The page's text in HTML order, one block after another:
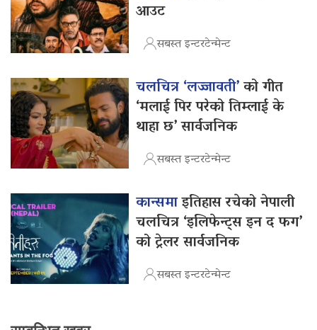
आउट
सबस्त इन्टरटेन्मेन्ट
चलचित्र ‘लज्जावती’को गीत
‘मलाई पिर परेको तिम्लाई के
थाहा छ’ सार्वजनिक
सबस्त इन्टरटेन्मेन्ट
कान्समाइतिहास रचेको नेपाली
चलचित्र ‘इलिफेन्ट्स इन द फग’
को ट्रेलर सार्वजनिक
सबस्त इन्टरटेन्मेन्ट